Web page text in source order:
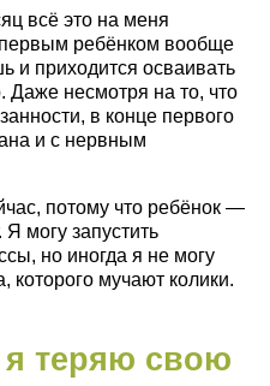
всё это на меня
ребёнком вообще
и приходится осваивать
Даже несмотря на то, что
в конце первого
и с нервным
потому что ребёнок —
могу запустить
но иногда я не могу
которого мучают колики.
я теряю свою